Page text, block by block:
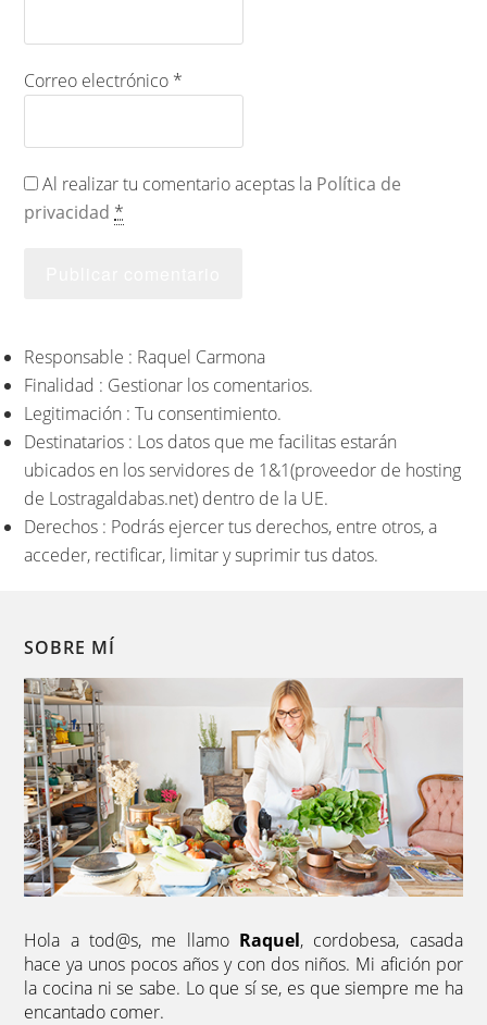
Correo electrónico *
Al realizar tu comentario aceptas la Política de
privacidad *
Responsable : Raquel Carmona
Finalidad : Gestionar los comentarios.
Legitimación : Tu consentimiento.
Destinatarios : Los datos que me facilitas estarán
ubicados en los servidores de 1&1(proveedor de hosting
de Lostragaldabas.net) dentro de la UE.
Derechos : Podrás ejercer tus derechos, entre otros, a
acceder, rectificar, limitar y suprimir tus datos.
SOBRE MÍ
Hola a tod@s, me llamo Raquel, cordobesa, casada
hace ya unos pocos años y con dos niños. Mi afición por
la cocina ni se sabe. Lo que sí se, es que siempre me ha
encantado comer.